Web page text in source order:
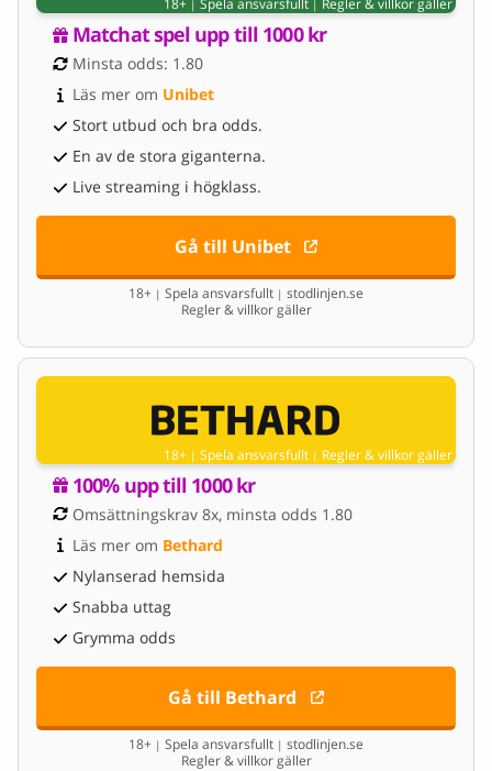
18+ | Spela ansvarsfullt | Regler & villkor gäller
Matchat spel upp till 1000 kr
Minsta odds: 1.80
Läs mer om Unibet
Stort utbud och bra odds.
En av de stora giganterna.
Live streaming i högklass.
Gå till Unibet
18+ | Spela ansvarsfullt | stodlinjen.se
Regler & villkor gäller
18+ | Spela ansvarsfullt | Regler & villkor gäller
100% upp till 1000 kr
Omsättningskrav 8x, minsta odds 1.80
Läs mer om Bethard
Nylanserad hemsida
Snabba uttag
Grymma odds
Gå till Bethard
18+ | Spela ansvarsfullt | stodlinjen.se
Regler & villkor gäller